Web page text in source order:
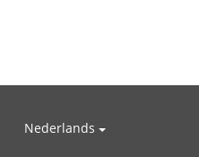
Nederlands